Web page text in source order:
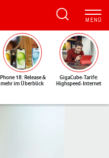
18: Release &
mehr im Überblick
GigaCube-Tarife:
Highspeed-Internet